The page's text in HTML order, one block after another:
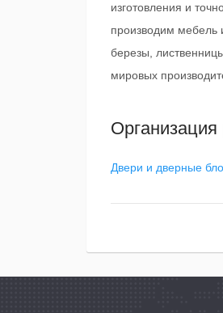
изготовления и
производим мебель
березы,
мировых
Двери и дверные